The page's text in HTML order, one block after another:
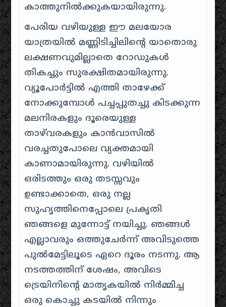
കാത്തുനിൽക്കുകയായിരുന്നു.
പേരിയ വഴിയുള്ള ഈ മലയോര
യാത്രയിൽ മണ്ണിടിച്ചിലിന്റെ യാതൊരു
ലക്ഷണവുമില്ലാതെ റോഡുകൾ
തികച്ചും സുരക്ഷിതമായിരുന്നു.
വ്യൂപോർട്ടിൽ എത്തി താഴേക്ക്
നോക്കുമ്പോൾ പച്ചപ്പുതച്ചു കിടക്കുന്ന
മലനിരകളും ദൂരെയുള്ള
താഴ്‌വരകളും കാൻവാസിൽ
വരച്ചതുപോലെ വ്യക്തമായി
കാണാമായിരുന്നു. വഴിയിൽ
ഒരിടത്തും ഒരു തടസ്സവും
ഉണ്ടാക്കാതെ, ഒരു നല്ല
സുഹൃത്തിനെപ്പോലെ പ്രകൃതി
ഞങ്ങളെ മുന്നോട്ട് നയിച്ചു. ഞങ്ങൾ
എല്ലാവരും ഒത്തുചേർന്ന് അവിടുത്തെ
പുൽമേട്ടിലൂടെ ഏറെ ദൂരം നടന്നു. ആ
നടത്തത്തിന് ശേഷം, അവിടെ
ട്രെയിനിന്റെ മാതൃകയിൽ നിർമ്മിച്ച
ഒരു കൊച്ചു കടയിൽ നിന്നും